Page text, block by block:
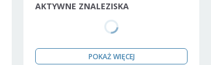
AKTYWNE ZNALEZISKA
POKAŻ WIĘCEJ